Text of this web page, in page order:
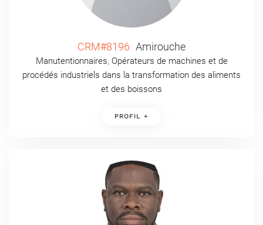
CRM#8196 Amirouche
Manutentionnaires, Opérateurs de machines et de
procédés industriels dans la transformation des aliments
et des boissons
PROFIL +